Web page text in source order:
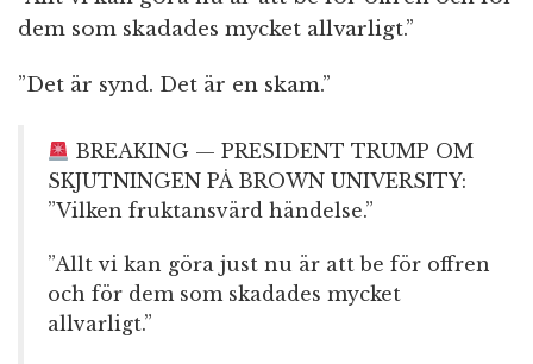
dem som skadades mycket allvarligt.”
”Det är synd. Det är en skam.”
BREAKING — PRESIDENT TRUMP OM
SKJUTNINGEN PÅ BROWN UNIVERSITY:
”Vilken fruktansvärd händelse.”
”Allt vi kan göra just nu är att be för offren
och för dem som skadades mycket
allvarligt.”